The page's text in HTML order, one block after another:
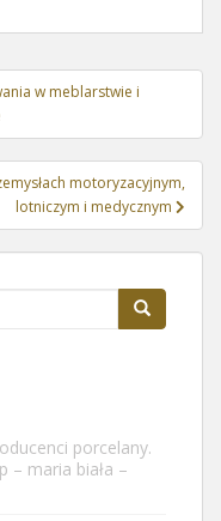
w meblarstwie i
motoryzacyjnym,
lotniczym i medycznym
porcelany.
– maria biała –